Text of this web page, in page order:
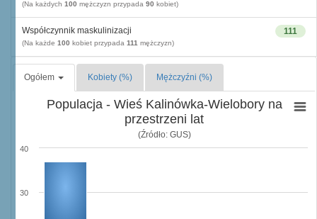
(Na każdych 100 mężczyzn przypada 90 kobiet)
111
Współczynnik maskulinizacji
(Na każde 100 kobiet przypada 111 mężczyzn)
Ogółem Kobiety (%) Mężczyźni (%)
Populacja - Wieś Kalinówka-Wielobory na
przestrzeni lat
(Źródło: GUS)
30
40